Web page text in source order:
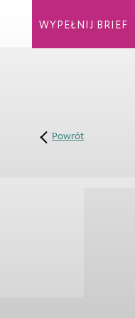
Powrót
WYPEŁNIJ BRIEF